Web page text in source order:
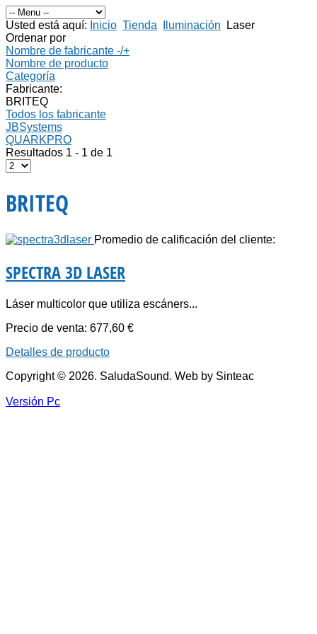
Usted está aquí: Inicio Tienda Iluminación
Laser
Ordenar por
Nombre de fabricante -/+
Nombre de producto
Categoría
Fabricante:
BRITEQ
Todos los fabricante
JBSystems
QUARKPRO
Resultados 1 - 1 de 1
BRITEQ
Promedio de calificación del cliente:
SPECTRA 3D LASER
Láser multicolor que utiliza escáners...
Precio de venta: 677,60 €
Detalles de producto
Copyright © 2026. SaludaSound. Web by Sinteac
Versión Pc